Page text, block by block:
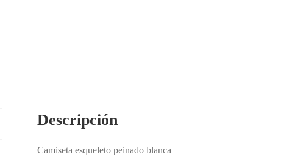
Descripción
Camiseta esqueleto peinado blanca